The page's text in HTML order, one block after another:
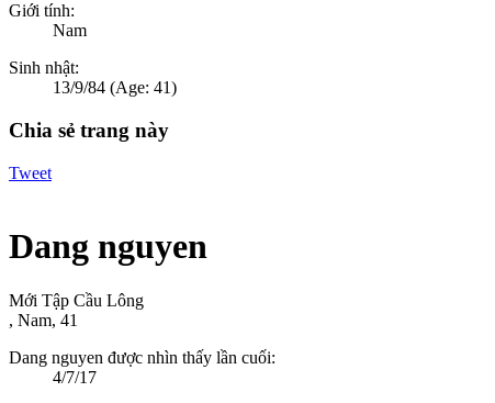
Giới tính:
Nam
Sinh nhật:
13/9/84 (Age: 41)
Chia sẻ trang này
Tweet
Dang nguyen
Mới Tập Cầu Lông
, Nam, 41
Dang nguyen được nhìn thấy lần cuối:
4/7/17